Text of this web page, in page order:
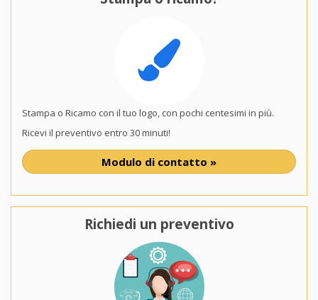
Stampa o Ricamo con il tuo logo, con pochi centesimi in più.
Ricevi il preventivo entro 30 minuti!
Modulo di contatto »
Richiedi un preventivo